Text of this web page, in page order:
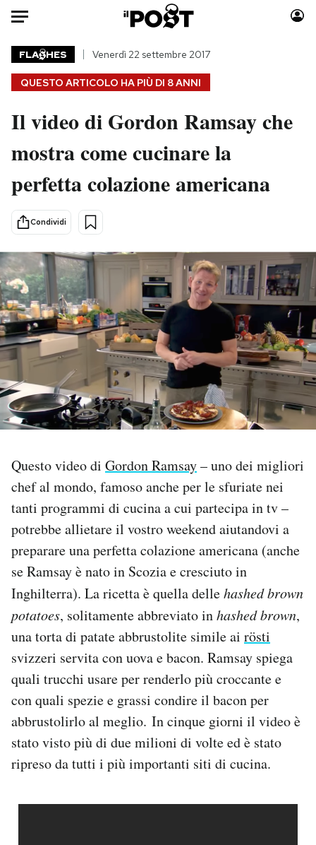
Auto
HOME
Italia
Politica
Tecnologia
Scienza
Economia
Sport
Moda
Consumismi
Storie/Idee
Altrecose
Mondiali calcio 2026
PODCAST
NEWSLETTER
SHOP
CALENDARIO
AREA PERSONALE
Newsletter
Notifiche mobile
Regala il Post
Hai bisogno di aiuto?
Esci
QUESTO ARTICOLO HA PIÙ DI 8 ANNI
FLA HES Venerdì 22 settembre 2017
Il video di Gordon Ramsay che
mostra come cucinare la
perfetta colazione americana
Condividi
Questo video di Gordon Ramsay– uno dei migliori
chef al mondo, famoso anche per le sfuriate nei
tanti programmi di cucina a cui partecipa in tv –
potrebbe allietare il vostro weekend aiutandovi a
preparare una perfetta colazione americana (anche
se Ramsay è nato in Scozia e cresciuto in
Inghilterra). La ricetta è quella dellehashed brown
potatoes, solitamente abbreviato inhashed brown,
una torta di patate abbrustolite simile ai rösti
svizzeri servita con uova e bacon. Ramsay spiega
quali trucchi usare per renderlo più croccante e
con quali spezie e grassi condire il bacon per
abbrustolirlo al meglio. In cinque giorni il video è
stato visto più di due milioni di volte ed è stato
ripreso da tutti i più importanti siti di cucina.